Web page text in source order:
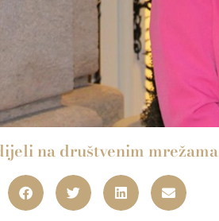
na društvenim mrežama